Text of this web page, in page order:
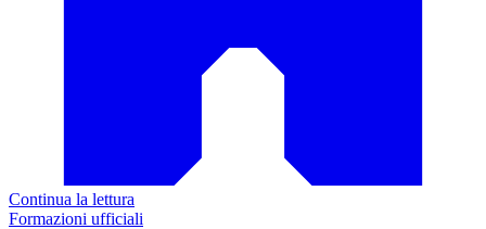
Continua la lettura
Formazioni ufficiali